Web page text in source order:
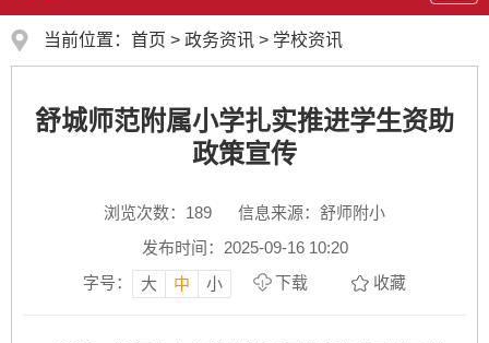
当前位置： 首页 > 政务资讯 > 学校资讯
舒城师范附属小学扎实推进学生资助
政策宣传
浏览次数： 189
信息来源：舒师附小
发布时间：2025-09-16 10:20
字号：
大 中 小 下载 收藏